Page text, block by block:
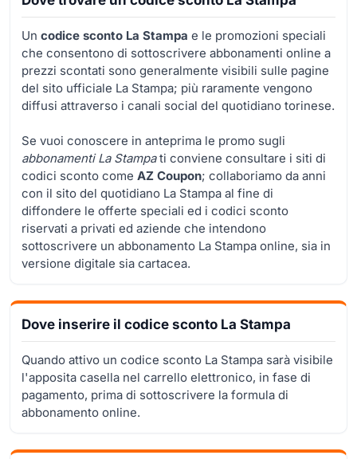
Un codice sconto La Stampa e le promozioni speciali
che consentono di sottoscrivere abbonamenti online a
prezzi scontati sono generalmente visibili sulle pagine
del sito ufficiale La Stampa; più raramente vengono
diffusi attraverso i canali social del quotidiano torinese.
Se vuoi conoscere in anteprima le promo sugli
abbonamenti La Stampati conviene consultare i siti di
codici sconto come AZ Coupon; collaboriamo da anni
con il sito del quotidiano La Stampa al fine di
diffondere le offerte speciali ed i codici sconto
riservati a privati ed aziende che intendono
sottoscrivere un abbonamento La Stampa online, sia in
versione digitale sia cartacea.
Dove inserire il codice sconto La Stampa
Quando attivo un codice sconto La Stampa sarà visibile
l'apposita casella nel carrello elettronico, in fase di
pagamento, prima di sottoscrivere la formula di
abbonamento online.